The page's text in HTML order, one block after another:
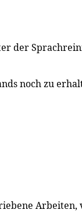
der
noch zu
Arbeiten,